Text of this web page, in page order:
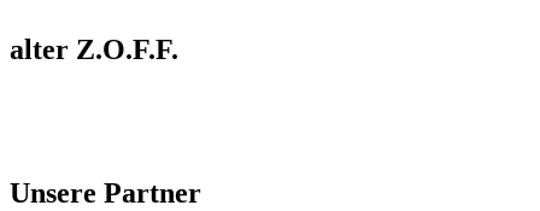
alter Z.O.F.F.
Unsere Partner